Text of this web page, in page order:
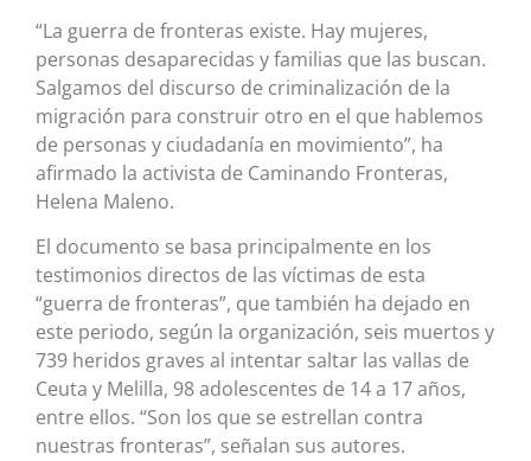
“La guerra de fronteras existe. Hay mujeres,
personas desaparecidas y familias que las buscan.
Salgamos del discurso de criminalización de la
migración para construir otro en el que hablemos
de personas y ciudadanía en movimiento”, ha
afirmado la activista de Caminando Fronteras,
Helena Maleno.
El documento se basa principalmente en los
testimonios directos de las víctimas de esta
“guerra de fronteras”, que también ha dejado en
este periodo, según la organización, seis muertos y
739 heridos graves al intentar saltar las vallas de
Ceuta y Melilla, 98 adolescentes de 14 a 17 años,
entre ellos. “Son los que se estrellan contra
nuestras fronteras”, señalan sus autores.